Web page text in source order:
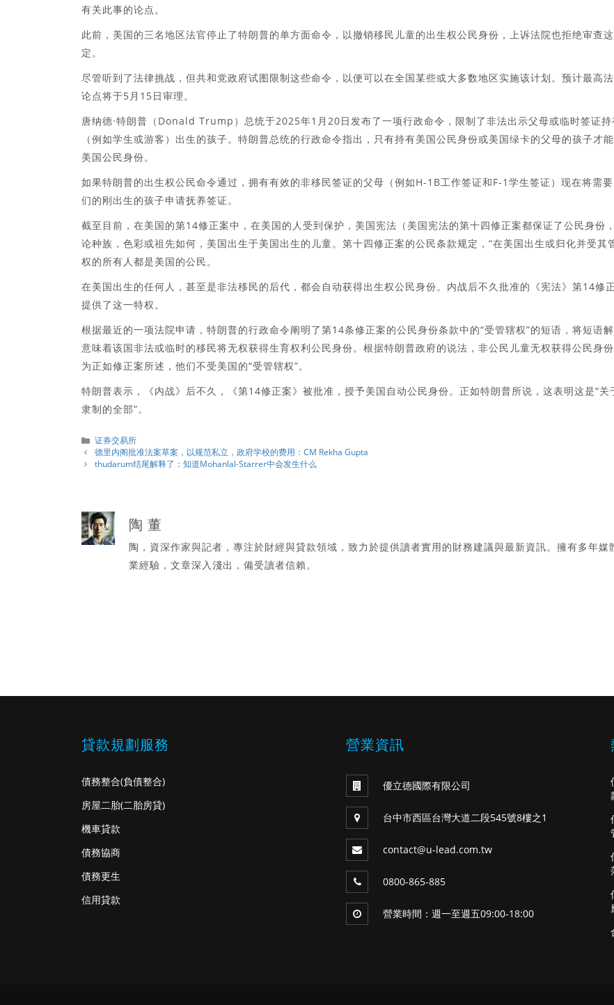
有关此事的论点。
此前，美国的三名地区法官停止了特朗普的单方面命令，以撤销移民儿童的出生权公民身份，上诉法院也拒绝审查
定。
尽管听到了法律挑战，但共和党政府试图限制这些命​​令，以便可以在全国某些或大多数地区实施该计划。预计最高
论点将于5月15日审理。
唐纳德·特朗普（Donald Trump）总统于2025年1月20日发布了一项行政命令，限制了非法出示父母或临时签证持
（例如学生或游客）出生的孩子。特朗普总统的行政命令指出，只有持有美国公民身份或美国绿卡的父母的孩子才
美国公民身份。
如果特朗普的出生权公民命令通过，拥有有效的非移民签证的父母（例如H-1B工作签证和F-1学生签证）现在将需
们的刚出生的孩子申请抚养签证。
截至目前，在美国的第14修正案中，在美国的人受到保护，美国宪法（美国宪法的第十四修正案都保证了公民身份
论种族，色彩或祖先如何，美国出生于美国出生的儿童。第十四修正案的公民条款规定，“在美国出生或归化并受其
权的所有人都是美国的公民。
在美国出生的任何人，甚至是非法移民的后代，都会自动获得出生权公民身份。内战后不久批准的《宪法》第14修
提供了这一特权。
根据最近的一项法院申请，特朗普的行政命令阐明了第14条修正案的公民身份条款中的“受管辖权”的短语，将短语
意味着该国非法或临时的移民将无权获得生育权利公民身份。根据特朗普政府的说法，非公民儿童无权获得公民身
为正如修正案所述，他们不受美国的“受管辖权”。
特朗普表示，《内战》后不久，《第14修正案》被批准，授予美国自动公民身份。正如特朗普所说，这表明这是“关
隶制的全部”。
分
類
证券交易所
德里内阁批准法案草案，以规范私立，政府学校的费用：CM Rekha Gupta
thudarum结尾解释了：知道Mohanlal-Starrer中会发生什么
陶 董
陶，資深作家與記者，專注於財經與貸款領域，致力於提供讀者實用的財務建議與最新資訊。擁有多年媒
業經驗，文章深入淺出，備受讀者信賴。
貸款規劃服務
債務整合(負債整合)
房屋二胎(二胎房貸)
機車貸款
債務協商
債務更生
信用貸款
營業資訊
優立德國際有限公司
台中市西區台灣大道二段545號8樓之1
contact@u-lead.com.tw
0800-865-885
營業時間：週一至週五09:00-18:00